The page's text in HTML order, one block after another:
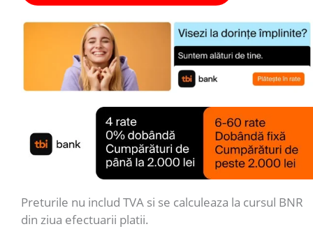
Preturile nu includ TVA si se calculeaza la cursul BNR
din ziua efectuarii platii.